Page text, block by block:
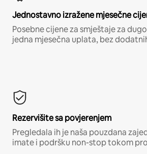
Jednostavno izražene mjesečne
Posebne cijene za smještaje za
jedna mjesečna uplata, bez
Rezervišite sa povjerenjem
Pregledala ih je naša pouzdana
imate i podršku non-stop tokom